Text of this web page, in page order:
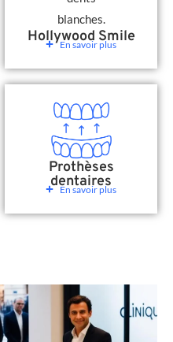
Hollywood Smile
En savoir plus
Prothèses
dentaires
En savoir plus